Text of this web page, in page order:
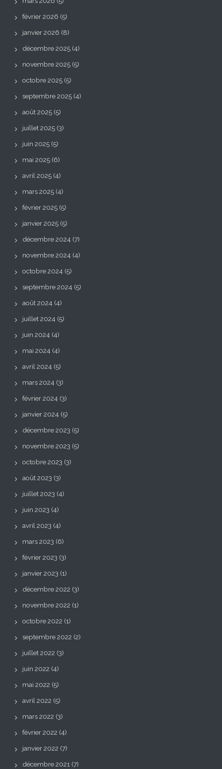
février 2026 (5)
janvier 2026 (8)
décembre 2025 (4)
novembre 2025 (5)
octobre 2025 (5)
septembre 2025 (4)
août 2025 (5)
juillet 2025 (3)
juin 2025 (5)
mai 2025 (6)
avril 2025 (4)
mars 2025 (4)
février 2025 (5)
janvier 2025 (5)
décembre 2024 (7)
novembre 2024 (4)
octobre 2024 (5)
septembre 2024 (5)
août 2024 (4)
juillet 2024 (5)
juin 2024 (4)
mai 2024 (4)
avril 2024 (5)
mars 2024 (3)
février 2024 (3)
janvier 2024 (5)
décembre 2023 (5)
novembre 2023 (5)
octobre 2023 (3)
août 2023 (3)
juillet 2023 (4)
juin 2023 (4)
avril 2023 (4)
mars 2023 (6)
février 2023 (3)
janvier 2023 (1)
décembre 2022 (3)
novembre 2022 (1)
octobre 2022 (1)
septembre 2022 (2)
juillet 2022 (3)
juin 2022 (4)
mai 2022 (5)
avril 2022 (5)
mars 2022 (3)
février 2022 (4)
janvier 2022 (7)
décembre 2021 (7)